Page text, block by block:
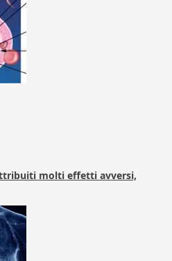
molti effetti avversi,